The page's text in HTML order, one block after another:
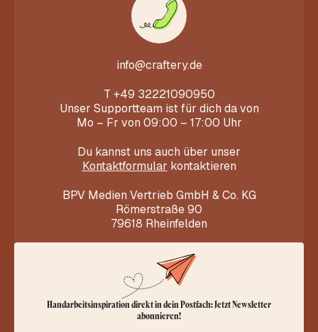
info@craftery.de
T +49 32221090950
Unser Supportteam ist für dich da von
Mo – Fr von 09:00 – 17:00 Uhr
Du kannst uns auch über unser
Kontaktformular kontaktieren
BPV Medien Vertrieb GmbH & Co. KG
Römerstraße 90
79618 Rheinfelden
Handarbeitsinspiration direkt in dein Postfach: Jetzt Newsletter
abonnieren!